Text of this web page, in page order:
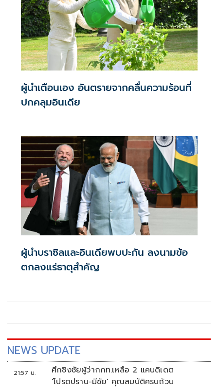
ผู้นำเตือนเอง อันตรายจากคลื่นความร้อนที่
ปกคลุมอินเดีย
ผู้นำบราซิลและอินเดียพบปะกัน ลงนามข้อ
ตกลงแร่ธาตุสำคัญ
NEWS UPDATE
21:57 น.
ศึกชิงชัยผู้ว่ากกท.เหลือ 2 แคนดิเดต
'โปรดปราน-มีชัย' คุณสมบัติครบถ้วน